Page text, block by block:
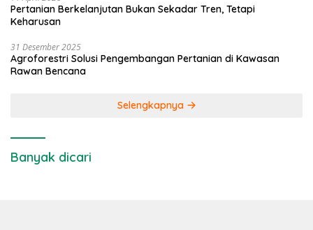
Pertanian Berkelanjutan Bukan Sekadar Tren, Tetapi
Keharusan
31 Desember 2025
Agroforestri Solusi Pengembangan Pertanian di Kawasan
Rawan Bencana
Selengkapnya
Banyak dicari